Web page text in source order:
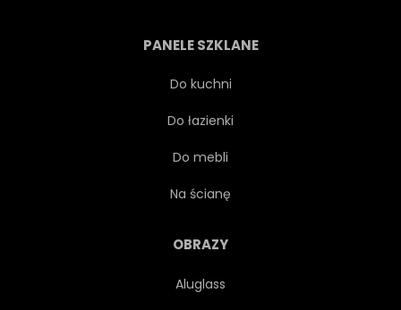
ZABYTKOWY
PUNKT ORIENTACYJNY
PANELE SZKLANE
Do kuchni
Do łazienki
Do mebli
Na ścianę
OBRAZY
Aluglass